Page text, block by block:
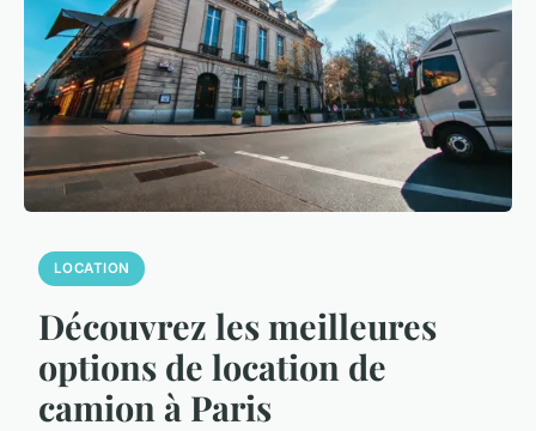
LOCATION
Découvrez les meilleures
options de location de
camion à Paris